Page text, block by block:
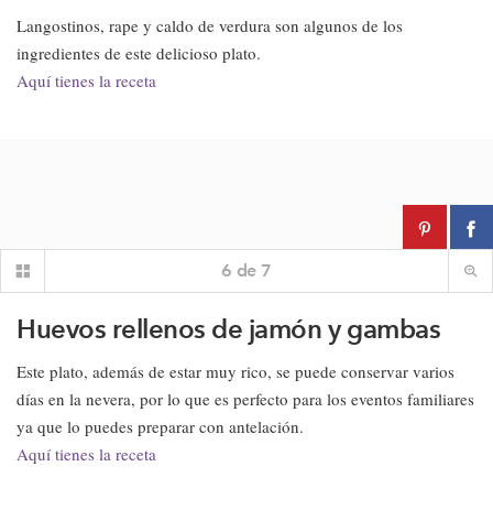
Langostinos, rape y caldo de verdura son algunos de los
ingredientes de este delicioso plato.
Aquí tienes la receta
6 de 7
Huevos rellenos de jamón y gambas
Este plato, además de estar muy rico, se puede conservar varios
días en la nevera, por lo que es perfecto para los eventos familiares
ya que lo puedes preparar con antelación.
Aquí tienes la receta